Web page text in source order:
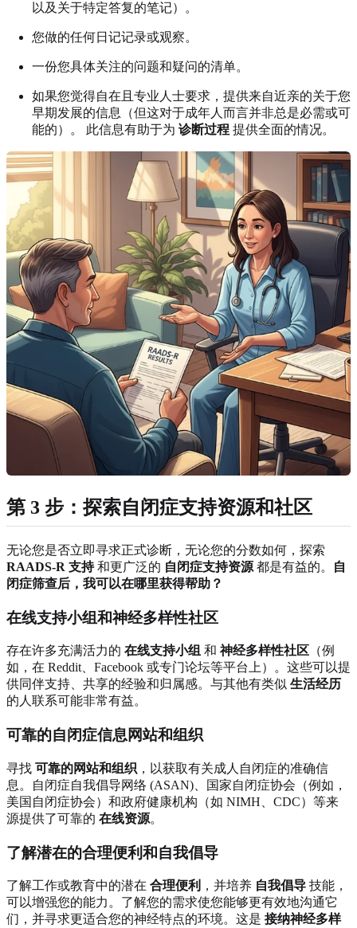
以及关于特定答复的笔记）。
您做的任何日记记录或观察。
一份您具体关注的问题和疑问的清单。
如果您觉得自在且专业人士要求，提供来自近亲的关于您
早期发展的信息（但这对于成年人而言并非总是必需或可
能的）。 此信息有助于为 诊断过程 提供全面的情况。
第 3 步：探索自闭症支持资源和社区
无论您是否立即寻求正式诊断，无论您的分数如何，探索
RAADS-R 支持和更广泛的 自闭症支持资源 都是有益的。
自
闭症筛查后，我可以在哪里获得帮助？
在线支持小组和神经多样性社区
存在许多充满活力的 在线支持小组 和 神经多样性社区 （例
如，在 Reddit、Facebook 或专门论坛等平台上）。这些可以提
供同伴支持、共享的经验和归属感。与其他有类似 生活经历
的人联系可能非常有益。
可靠的自闭症信息网站和组织
寻找 可靠的网站和组织 ，以获取有关成人自闭症的准确信
息。自闭症自我倡导网络 (ASAN)、国家自闭症协会（例如，
美国自闭症协会）和政府健康机构（如 NIMH、CDC）等来
源提供了可靠的 在线资源。
了解潜在的合理便利和自我倡导
了解工作或教育中的潜在 合理便利 ，并培养 自我倡导 技能，
可以增强您的能力。了解您的需求使您能够更有效地沟通它
们，并寻求更适合您的神经特点的环境。这是 接纳神经多样